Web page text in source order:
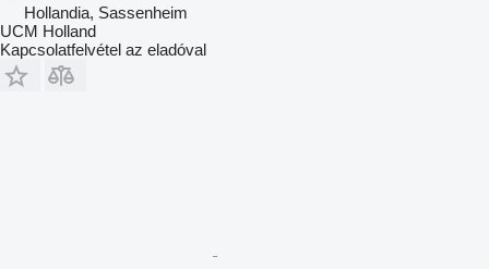
Hollandia, Sassenheim
UCM Holland
Kapcsolatfelvétel az eladóval